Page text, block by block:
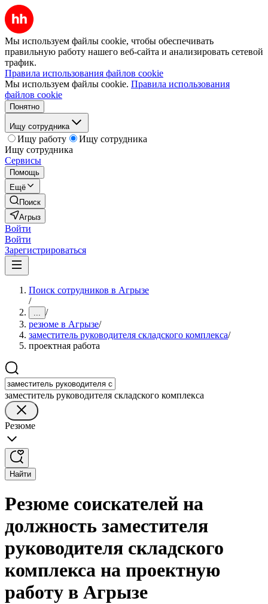
Мы используем файлы cookie, чтобы обеспечивать
правильную работу нашего веб-сайта и анализировать сетевой
трафик.
Правила использования файлов cookie
Мы используем файлы cookie. Правила использования
файлов cookie
Понятно
Ищу сотрудника
Ищу работу
Ищу сотрудника
Ищу сотрудника
Сервисы
Помощь
Ещё
Поиск
Агрыз
Войти
Войти
Зарегистрироваться
Поиск сотрудников в Агрызе
/
... /
резюме в Агрызе/
заместитель руководителя складского комплекса/
проектная работа
заместитель руководителя складского комплекса
Резюме
Найти
Резюме соискателей на
должность заместителя
руководителя складского
комплекса на проектную
работу в Агрызе